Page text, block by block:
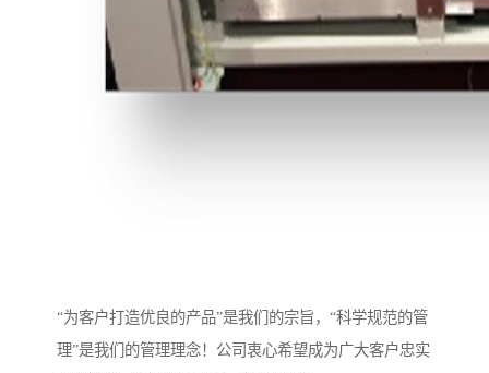
“为客户打造优良的产品”是我们的宗旨，“科学规范的管
理”是我们的管理理念！公司衷心希望成为广大客户忠实